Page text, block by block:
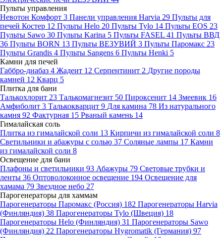
Пульты управления
Невотон Комфорт 3 Панели управления Harvia 29 Пульты для
печей Костер 12 Пульты Helo 20 Пульты Tylo 14 Пульты EOS 23
Пульты Sawo 30 Пульты Karina 5 Пульты FASEL 41 Пульты ВВД
36 Пульты BORN 13 Пульты ВЕЗУВИЙ 3 Пульты Паромакс 23
Пульты Grandis 4 Пульты Sangens 6 Пульты Henki 5
Камни для печей
Габбро-диабаз 4 Жадеит 12 Серпентинит 2 Другие породы
камней 12 Кварц 5
Плитка для бани
Талькохлорит 23 Талькомагнезит 50 Пироксенит 14 Змеевик 16
Амфиболит 3 Талькокварцит 9 Для камина 78 Из натурального
камня 92 Фактурная 15 Рваный камень 14
Гималайская соль
Плитка из гималайской соли 13 Кирпичи из гималайской соли 8
Светильники и абажуры с солью 37 Соляные лампы 17 Камни
из гималайской соли 8
Освещение для бани
Плафоны и светильники 93 Абажуры 79 Световые трубки и
ленты 36 Оптоволоконное освещение 194 Освещение для
хамама 79 Звездное небо 27
Парогенераторы для хаммам
Парогенераторы Паромакс (Россия) 182 Парогенераторы Harvia
(Финляндия) 38 Парогенераторы Tylo (Швеция) 18
Парогенераторы Helo (Финляндия) 31 Парогенераторы Sawo
(Финляндия) 22 Парогенераторы Hygromatik (Германия) 97